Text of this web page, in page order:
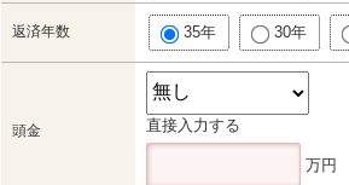
返済年数 35年 30年
頭金 直接入力する
万円